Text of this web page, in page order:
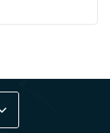
Cartec.